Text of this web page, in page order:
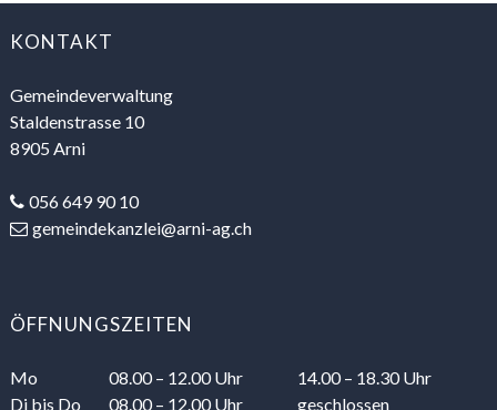
KONTAKT
Gemeindeverwaltung
Staldenstrasse 10
8905 Arni
056 649 90 10
gemeindekanzlei@arni-ag.ch
ÖFFNUNGSZEITEN
Mo 08.00 – 12.00 Uhr
14.00 – 18.30 Uhr
Dibis Do 08.00 – 12.00 Uhr
geschlossen